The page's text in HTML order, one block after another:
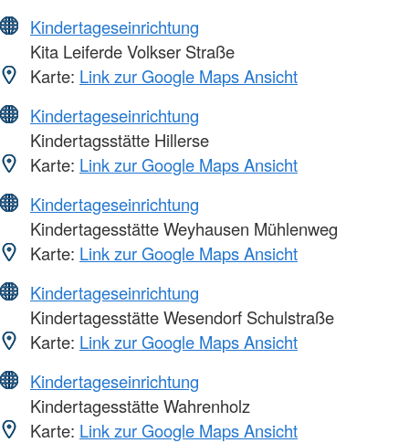
Kindertageseinrichtung
Kita Leiferde Volkser Straße
Karte: Link zur Google Maps Ansicht
Kindertageseinrichtung
Kindertagsstätte Hillerse
Karte: Link zur Google Maps Ansicht
Kindertageseinrichtung
Kindertagesstätte Weyhausen Mühlenweg
Karte: Link zur Google Maps Ansicht
Kindertageseinrichtung
Kindertagesstätte Wesendorf Schulstraße
Karte: Link zur Google Maps Ansicht
Kindertageseinrichtung
Kindertagesstätte Wahrenholz
Karte: Link zur Google Maps Ansicht